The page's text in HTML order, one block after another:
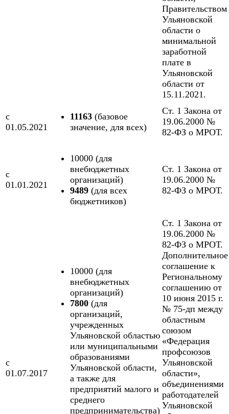
Правительством
Ульяновской
области о
минимальной
заработной
плате в
Ульяновской
области от
15.11.2021.
с
01.05.2021
11163 (базовое
значение, для всех)
Ст. 1 Закона от
19.06.2000 №
82-ФЗ о МРОТ.
с
01.01.2021
10000 (для
внебюджетных
организаций)
9489 (для всех
бюджетников)
Ст. 1 Закона от
19.06.2000 №
82-ФЗ о МРОТ.
с
01.07.2017
10000 (для
внебюджетных
организаций)
7800 (для
организаций,
учрежденных
Ульяновской областью
или муниципальными
образованиями
Ульяновской области,
а также для
предприятий малого и
среднего
предпринимательства)
Ст. 1 Закона от
19.06.2000 №
82-ФЗ о МРОТ.
Дополнительное
соглашение к
Региональному
соглашению от
10 июня 2015 г.
№ 75-дп между
областным
союзом
«Федерация
профсоюзов
Ульяновской
области»,
объединениями
работодателей
Ульяновской